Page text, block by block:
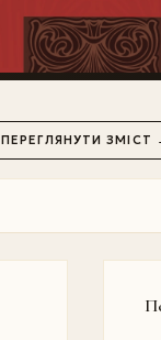
ПЕРЕГЛЯНУТИ ЗМІСТ